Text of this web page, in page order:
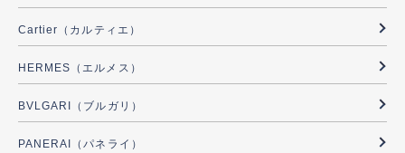
Cartier（カルティエ）
HERMES（エルメス）
BVLGARI（ブルガリ）
PANERAI（パネライ）